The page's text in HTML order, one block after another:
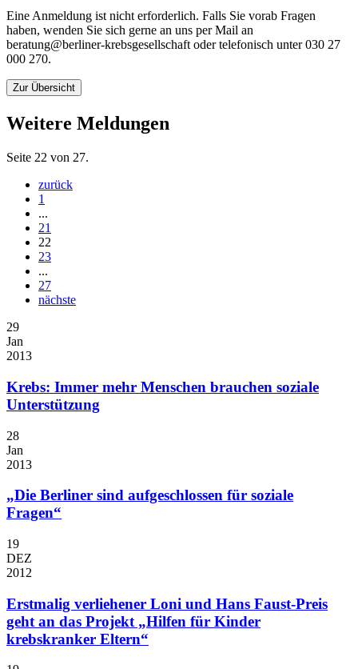
Eine Anmeldung ist nicht erforderlich. Falls Sie vorab Fragen
haben, wenden Sie sich gerne an uns per Mail an
beratung@berliner-krebsgesellschaft oder telefonisch unter 030 27
000 270.
Zur Übersicht
Weitere Meldungen
Seite 22 von 27.
zurück
1
...
21
22
23
...
27
nächste
29
Jan
2013
Krebs: Immer mehr Menschen brauchen soziale
Unterstützung
28
Jan
2013
„Die Berliner sind aufgeschlossen für soziale
Fragen“
19
DEZ
2012
Erstmalig verliehener Loni und Hans Faust-Preis
geht an das Projekt „Hilfen für Kinder
krebskranker Eltern“